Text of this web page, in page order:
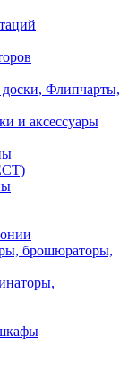
Флипчарты,
и аксессуары
брошюраторы,